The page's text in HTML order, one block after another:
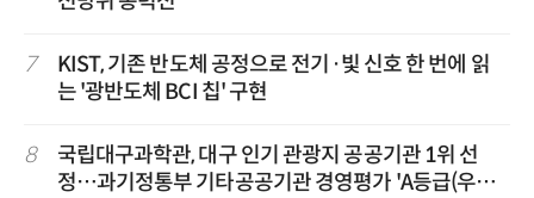
7
KIST, 기존 반도체 공정으로 전기·빛 신호 한 번에 읽
는 '광반도체 BCI 칩' 구현
8
국립대구과학관, 대구 인기 관광지 공공기관 1위 선
정…과기정통부 기타공공기관 경영평가 'A등급(우수)'